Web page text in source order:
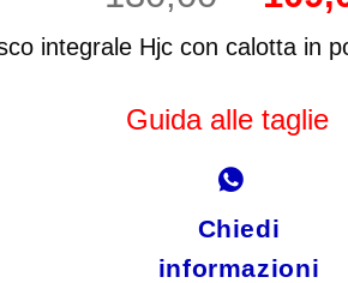
prezzo
€ 130,00.
integrale Hjc con calotta in
Guida alle taglie
Chiedi
informazioni